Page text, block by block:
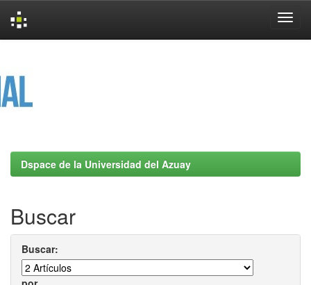
Dspace de la Universidad del Azuay
Buscar
Buscar: